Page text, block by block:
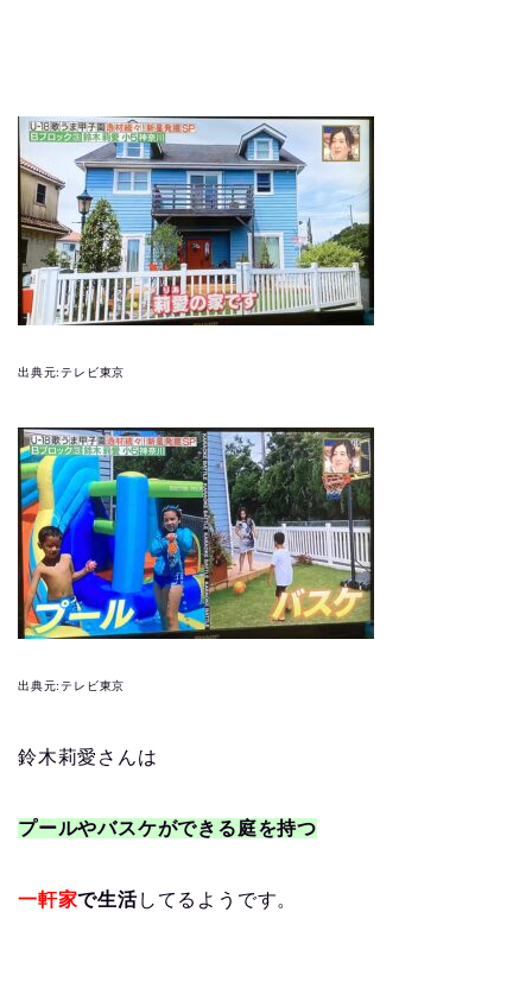
出典元:テレビ東京
出典元:テレビ東京
鈴木莉愛さんは
プールやバスケができる庭を持つ
一軒家で生活してるようです。